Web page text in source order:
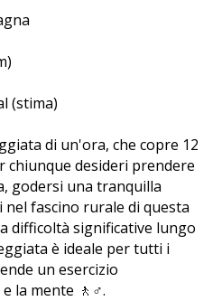
(stima)
di un'ora, che copre 12
desideri prendere
godersi una tranquilla
fascino rurale di questa
difficoltà significative lungo
è ideale per tutti i
un esercizio
la mente 🚶♂️.